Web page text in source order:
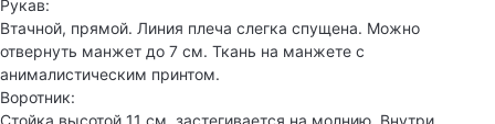
Рукав:
Втачной, прямой. Линия плеча слегка спущена. Можно
отвернуть манжет до 7 см. Ткань на манжете с
анималистическим принтом.
Воротник: